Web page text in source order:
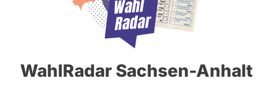
Bremen
Hamburg
Mecklenburg-Vorpommern
Nordrhein-Westfalen
WahlRadar Sachsen-Anhalt
FDP
Dieser Politiker hat kein aktuelles und kein
zukünftiges Mandat und keine
Direktandidatur auf Landes-, Bundes- oder
Wahlliste werden bei uns nicht erfasst.